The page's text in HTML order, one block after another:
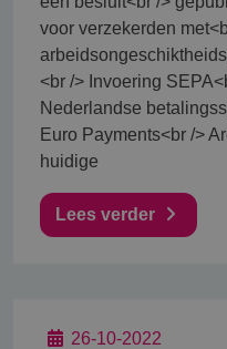
voor verzekerden
<br /> Invoering
Nederlandse
Euro Payments<br />
huidige
Lees verder
26-10-2022